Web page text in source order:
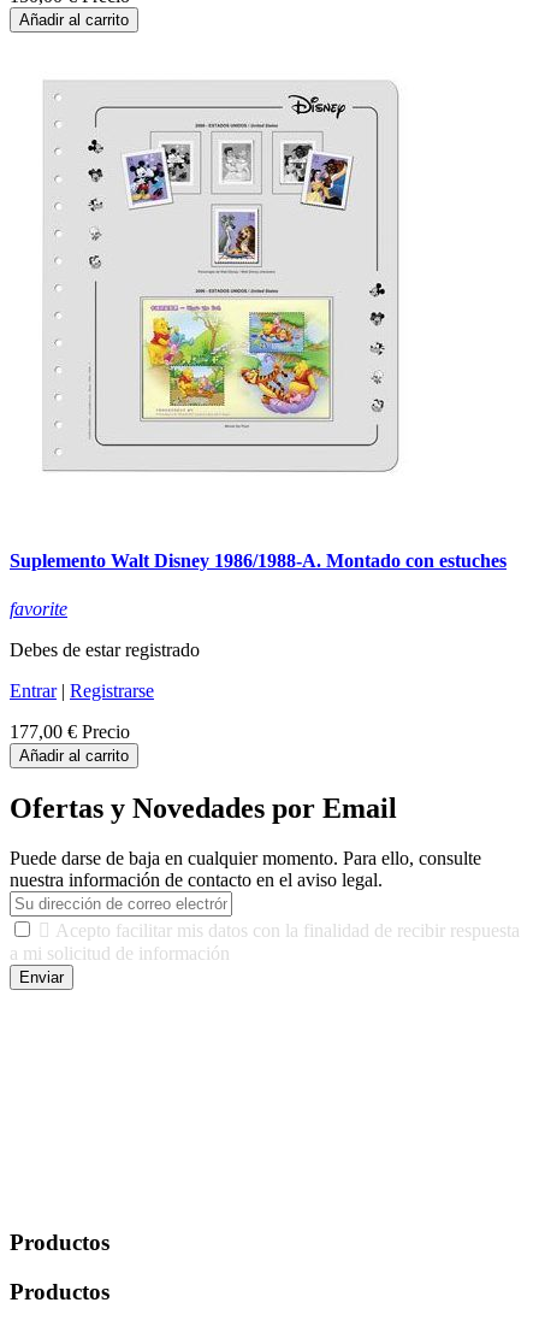
Añadir al carrito
Suplemento Walt Disney 1986/1988-A. Montado con estuches
favorite
Debes de estar registrado
Entrar| Registrarse
177,00 € Precio
Añadir al carrito
Ofertas y Novedades por Email
Puede darse de baja en cualquier momento. Para ello, consulte
nuestra información de contacto en el aviso legal.
 Acepto facilitar mis datos con la finalidad de recibir respuesta
a mi solicitud de información
Enviar
Productos
Productos